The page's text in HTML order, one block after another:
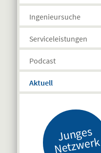
Ingenieursuche
Serviceleistungen
Podcast
Aktuell
J
u
n
g
es
N
etz
w
er
k